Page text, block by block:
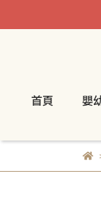
首頁 嬰